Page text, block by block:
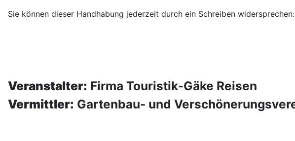
Sie können dieser Handhabung jederzeit durch ein Schreiben
Veranstalter: Firma Touristik-Gäke Reisen
Vermittler: Gartenbau- und